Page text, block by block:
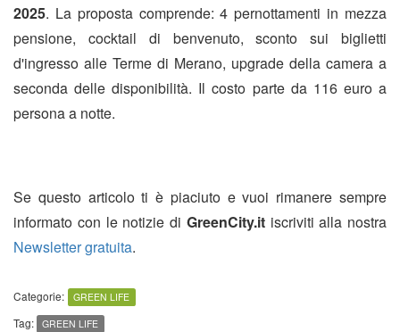
2025. La proposta comprende: 4 pernottamenti in mezza
pensione, cocktail di benvenuto, sconto sui biglietti
d'ingresso alle Terme di Merano, upgrade della camera a
seconda delle disponibilità. Il costo parte da 116 euro a
persona a notte.
Se questo articolo ti è piaciuto e vuoi rimanere sempre
informato con le notizie di GreenCity.itiscriviti alla nostra
Newsletter gratuita.
Categorie: GREEN LIFE
Tag: GREEN LIFE